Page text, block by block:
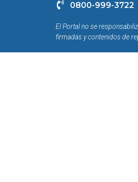
0800-999-3722
El Portal no se
firmadas y contenidos de